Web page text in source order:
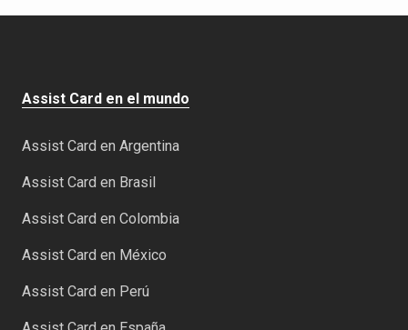
Assist Card en el mundo
Assist Card en Argentina
Assist Card en Brasil
Assist Card en Colombia
Assist Card en México
Assist Card en Perú